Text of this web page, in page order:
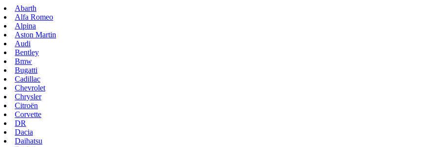
Abarth
Alfa Romeo
Alpina
Aston Martin
Audi
Bentley
Bmw
Bugatti
Cadillac
Chevrolet
Chrysler
Citroën
Corvette
DR
Dacia
Daihatsu